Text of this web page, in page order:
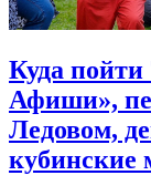
Куда
Афиши»,
Ледовом,
кубинские